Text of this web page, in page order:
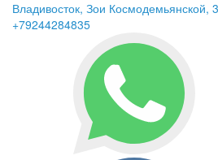
Владивосток, Зои Космодемьянской,
+79244284835